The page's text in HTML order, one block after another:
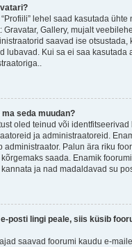
lehel saad kasutada ühte
Gallery, mujalt
saavad ise otsustada,
lubavad. Kui sa ei saa kasutada
seda muudan?
oled teinud või identfitseerivad
ja administraatoreid.
administraator. Palun ära riku
saada. Enamik
ja nad madaldavad su
posti lingi peale, siis küsib
saavad foorumi kaudu e-